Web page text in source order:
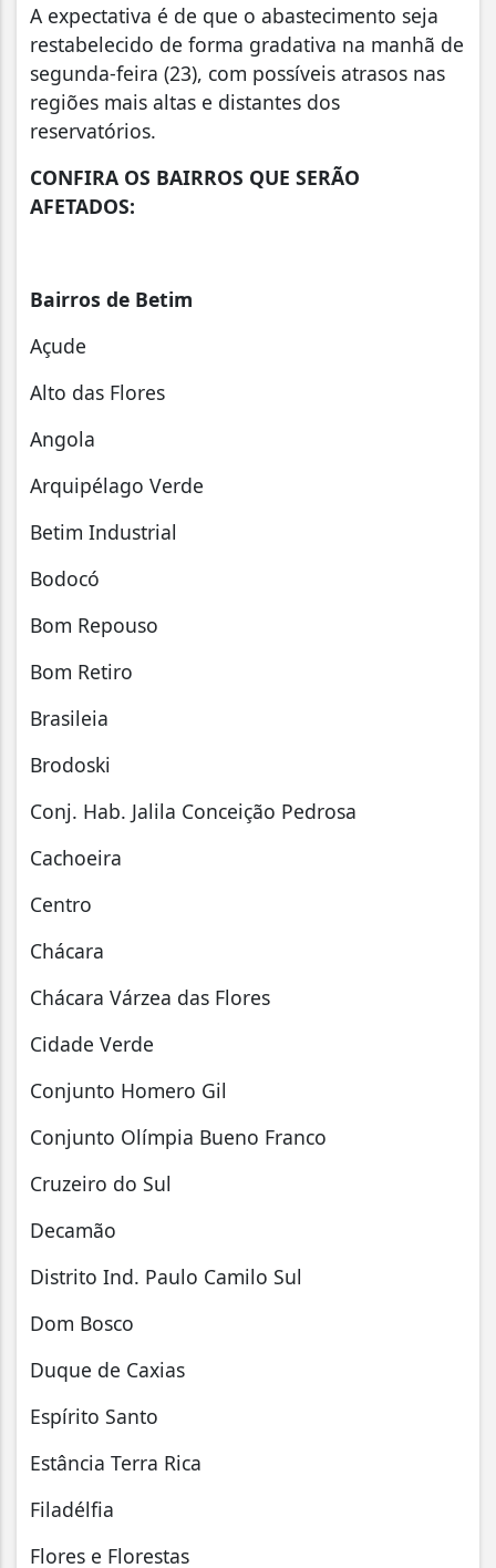
A expectativa é de que o abastecimento seja
restabelecido de forma gradativa na manhã de
segunda-feira (23), com possíveis atrasos nas
regiões mais altas e distantes dos
reservatórios.
CONFIRA OS BAIRROS QUE SERÃO
AFETADOS:
Bairros de Betim
Açude
Alto das Flores
Angola
Arquipélago Verde
Betim Industrial
Bodocó
Bom Repouso
Bom Retiro
Brasileia
Brodoski
Conj. Hab. Jalila Conceição Pedrosa
Cachoeira
Centro
Chácara
Chácara Várzea das Flores
Cidade Verde
Conjunto Homero Gil
Conjunto Olímpia Bueno Franco
Cruzeiro do Sul
Decamão
Distrito Ind. Paulo Camilo Sul
Dom Bosco
Duque de Caxias
Espírito Santo
Estância Terra Rica
Filadélfia
Flores e Florestas